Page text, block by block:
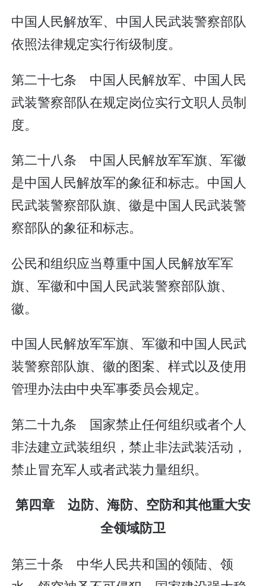
中国人民解放军、中国人民武装警察部队
依照法律规定实行衔级制度。
第二十七条 中国人民解放军、中国人民
武装警察部队在规定岗位实行文职人员制
度。
第二十八条 中国人民解放军军旗、军徽
是中国人民解放军的象征和标志。中国人
民武装警察部队旗、徽是中国人民武装警
察部队的象征和标志。
公民和组织应当尊重中国人民解放军军
旗、军徽和中国人民武装警察部队旗、
徽。
中国人民解放军军旗、军徽和中国人民武
装警察部队旗、徽的图案、样式以及使用
管理办法由中央军事委员会规定。
第二十九条 国家禁止任何组织或者个人
非法建立武装组织，禁止非法武装活动，
禁止冒充军人或者武装力量组织。
第四章 边防、海防、空防和其他重大安
全领域防卫
第三十条 中华人民共和国的领陆、领